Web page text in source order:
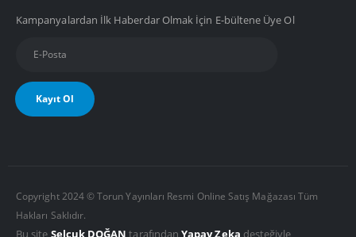
Kampanyalardan İlk Haberdar Olmak İçin E-bültene Üye Ol
Copyright 2024 © Torun Yayınları Resmi Online Satış Mağazası Tüm
Hakları Saklıdır.
Bu site Selçuk DOĞAN tarafındanYapay Zeka desteğiyle